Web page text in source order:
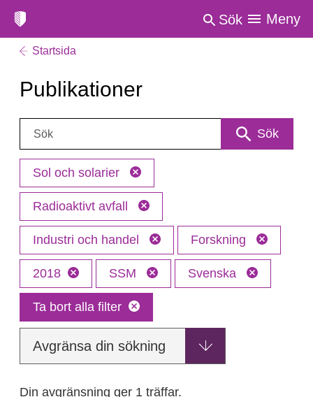
Sök Meny
Startsida
Publikationer
Sök: Sök
Sol och solarier
Radioaktivt avfall
Industri och handel Forskning
2018 SSM Svenska
Ta bort alla filter
Avgränsa din sökning
Din avgränsning ger 1 träffar.